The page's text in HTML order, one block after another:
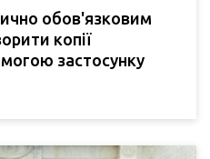
обов'язковим
копії
застосунку